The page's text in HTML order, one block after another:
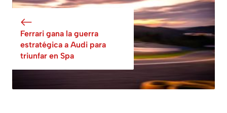
Ferrari gana la guerra
estratégica a Audi para
triunfar en Spa